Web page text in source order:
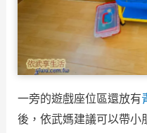
一旁的遊戲座位區還放有
後，依武媽建議可以帶小